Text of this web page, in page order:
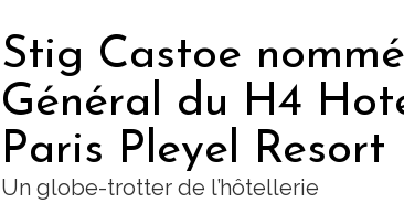
Stig Castoe
Général du H4
Paris Pleyel Resort
Un globe-trotter de l’hôtellerie